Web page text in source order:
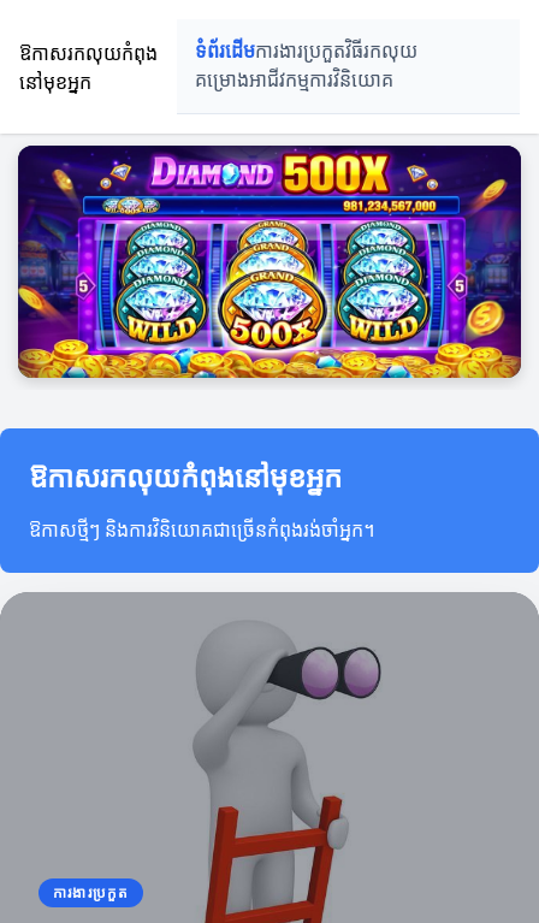
ឱកាសរកលុយកំពុង
នៅមុខអ្នក
ទំព័រដើមការងារប្រកួតវិធីរកលុយ
គម្រោងអាជីវកម្មការវិនិយោគ
ឱកាសរកលុយកំពុងនៅមុខអ្នក
ឱកាសថ្មីៗ និងការវិនិយោគជាច្រើនកំពុងរង់ចាំអ្នក។
ការងារប្រកួត